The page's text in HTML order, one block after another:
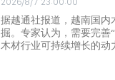
据越通社报道，越南国内
掘。专家认为，需要完善
木材行业可持续增长的动